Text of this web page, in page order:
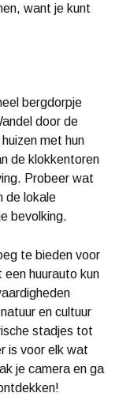
want je kunt
bergdorpje
door de
met hun
de klokkentoren
Probeer wat
de lokale
bevolking.
te bieden voor
huurauto kun
en cultuur
stadjes tot
is voor elk wat
je camera en ga